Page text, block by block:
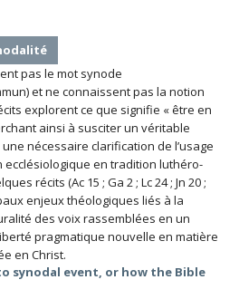
pas le mot synode
et ne connaissent pas la notion
explorent ce que signifie « être en
ainsi à susciter un véritable
nécessaire clarification de l’usage
en tradition luthéro-
récits (Ac 15 ; Ga 2 ; Lc 24 ; Jn 20 ;
enjeux théologiques liés à la
des voix rassemblées en un
pragmatique nouvelle en matière
en Christ.
synodal event, or how the Bible